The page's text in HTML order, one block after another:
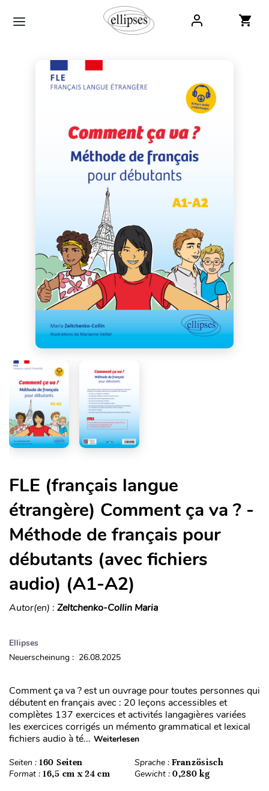
FLE (français langue
étrangère) Comment ça va ? -
Méthode de français pour
débutants (avec fichiers
audio) (A1-A2)
Autor(en) : Zeltchenko-Collin Maria
Ellipses
Neuerscheinung : 26.08.2025
Comment ça va ? est un ouvrage pour toutes personnes qui
débutent en français avec : 20 leçons accessibles et
complètes 137 exercices et activités langagières variées
les exercices corrigés un mémento grammatical et lexical
fichiers audio à té... Weiterlesen
Seiten : 160 Seiten Sprache : Französisch
Format : 16,5 cm x 24 cm Gewicht : 0,280 kg